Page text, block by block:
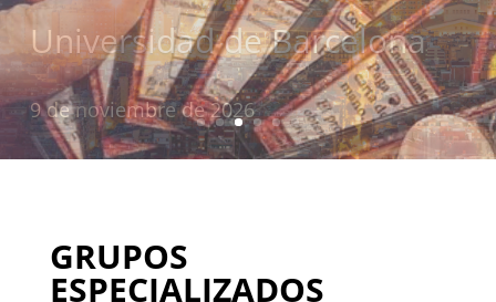
la Ciencia y la Tecnología
(FECYT)
GRUPOS
ESPECIALIZADOS